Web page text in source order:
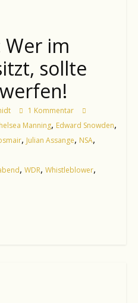
im
sollte
1 Kommentar
Manning, Edward Snowden,
, Julian Assange, NSA,
, WDR, Whistleblower,